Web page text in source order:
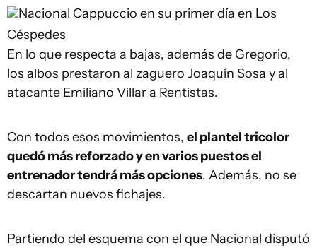
Nacional Cappuccio en su primer día en Los
Céspedes
En lo que respecta a bajas, además de Gregorio,
los albos prestaron al zaguero Joaquín Sosa y al
atacante Emiliano Villar a Rentistas.
Con todos esos movimientos, el plantel tricolor
quedó más reforzado y en varios puestos el
entrenador tendrá más opciones. Además, no se
descartan nuevos fichajes.
Partiendo del esquema con el que Nacional disputó